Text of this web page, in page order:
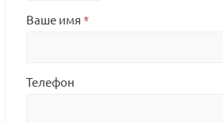
Ваше имя *
Телефон